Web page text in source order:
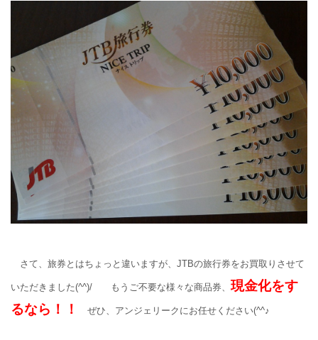
さて、旅券とはちょっと違いますが、JTBの旅行券をお買取りさせて
いただきました(^^)/ もうご不要な様々な商品券、 現金化をす
るなら！！
ぜひ、アンジェリークにお任せください(^^♪